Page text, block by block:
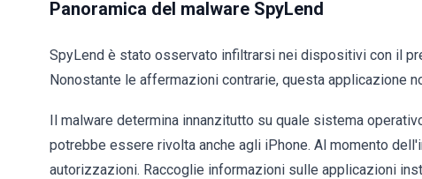
Panoramica del malware SpyLend
SpyLend è stato osservato infiltrarsi nei dispositivi con il
Nonostante le affermazioni contrarie, questa applicazione
Il malware determina innanzitutto su quale sistema
potrebbe essere rivolta anche agli iPhone. Al momento
autorizzazioni. Raccoglie informazioni sulle applicazioni